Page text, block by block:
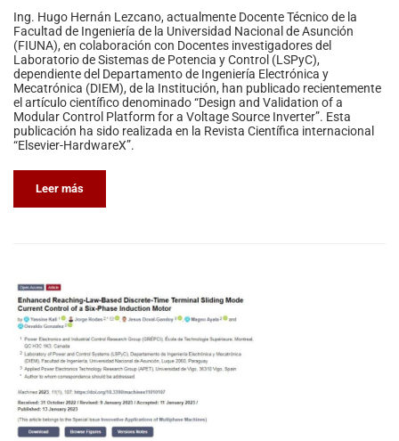
Ing. Hugo Hernán Lezcano, actualmente Docente Técnico de la
Facultad de Ingeniería de la Universidad Nacional de Asunción
(FIUNA), en colaboración con Docentes investigadores del
Laboratorio de Sistemas de Potencia y Control (LSPyC),
dependiente del Departamento de Ingeniería Electrónica y
Mecatrónica (DIEM), de la Institución, han publicado recientemente
el artículo científico denominado “Design and Validation of a
Modular Control Platform for a Voltage Source Inverter”. Esta
publicación ha sido realizada en la Revista Científica internacional
“Elsevier-HardwareX”.
Leer más